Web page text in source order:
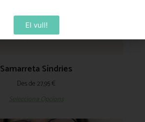
Samarreta Síndries
Des de 27,95€
El vull!